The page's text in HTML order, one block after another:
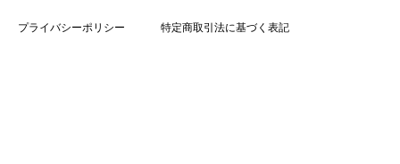
プライバシーポリシー 特定商取引法に基づく表記